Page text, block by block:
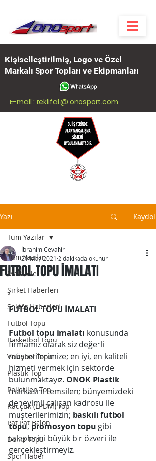
Kişiselleştirilmiş, Logo ve Özel
Markalı Spor Topları ve Ekipmanları
E-mail : teklifal @ onosport.com
Yazı Kaydol
Tüm Yazılar
Makaleler
Şirket Haberleri
Sektör Haberleri
Futbol Topu
Basketbol Topu
Voleybol Topu
Plastik Top
Polietilen Top
Kauçuk (EPDM) Top
Pat Pat Balon
Deniz Topu
Spor Haber
Tüm Yazılar
FUTBOL TOPU İMALATI
İbrahim Cevahir
21 May 2021 2 dakikada okunur
FUTBOL TOPU İMALATI
Futbol topu imalatı konusunda
firmamız olarak siz değerli
müşterilerimize; en iyi, en kaliteli
hizmeti vermek için sektörde
bulunmaktayız. ONOK Plastik
markasını temsilen; bünyemizdeki
deneyimli çalışan kadrosu ile
müşterilerimizin; baskılı futbol
topu, promosyon topu gibi
taleplerini büyük bir özveri ile
gerçekleştirmeyiz.